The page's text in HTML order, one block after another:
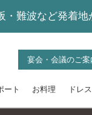
・難波など発着地
ート お料理 ドレス
宴会・会議のご案